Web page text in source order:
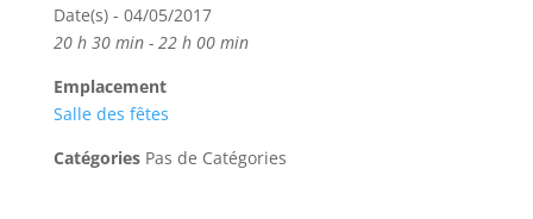
Date(s) - 04/05/2017
20 h 30 min - 22 h 00 min
Emplacement
Salle des fêtes
CatégoriesPas de Catégories